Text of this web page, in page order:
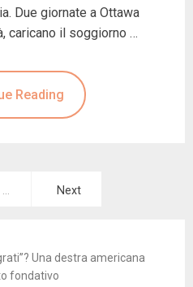
Due giornate a Ottawa
caricano il soggiorno …
Reading
… Next
Una destra americana
fondativo